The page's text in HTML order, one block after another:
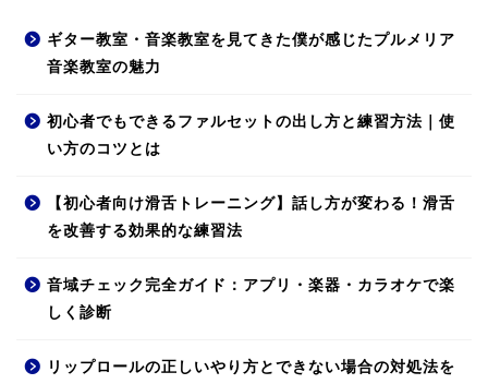
ギター教室・音楽教室を見てきた僕が感じたプルメリア
音楽教室の魅力
初心者でもできるファルセットの出し方と練習方法｜使
い方のコツとは
【初心者向け滑舌トレーニング】話し方が変わる！滑舌
を改善する効果的な練習法
音域チェック完全ガイド：アプリ・楽器・カラオケで楽
しく診断
リップロールの正しいやり方とできない場合の対処法を